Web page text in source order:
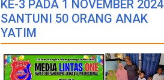
KE-3 PADA 1 NOVEMBER 2024
SANTUNI 50 ORANG ANAK
YATIM